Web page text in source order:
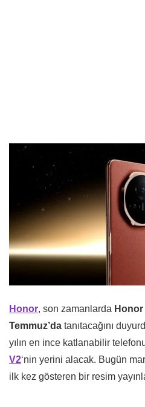
Honor, son zamanlarda Honor
Temmuz’da tanıtacağını
yılın en ince katlanabilir
V2‘nin yerini alacak. Bugün
ilk kez gösteren bir resim